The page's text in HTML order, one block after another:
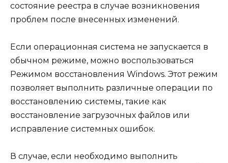
состояние реестра в случае возникновения
проблем после внесенных изменений.
Если операционная система не запускается в
обычном режиме, можно воспользоваться
Режимом восстановления Windows. Этот режим
позволяет выполнить различные операции по
восстановлению системы, такие как
восстановление загрузочных файлов или
исправление системных ошибок.
В случае, если необходимо выполнить